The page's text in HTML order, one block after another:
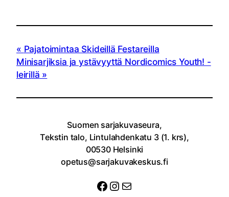
Pajatoimintaa Skideillä Festareilla
Minisarjiksia ja ystävyyttä Nordicomics Youth! -
leirillä
Suomen sarjakuvaseura,
Tekstin talo, Lintulahdenkatu 3 (1. krs),
00530 Helsinki
opetus@sarjakuvakeskus.fi
Facebook
Instagram
Sähköposti